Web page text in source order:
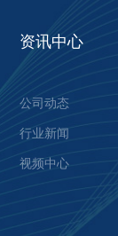
资讯中心
公司动态
行业新闻
视频中心